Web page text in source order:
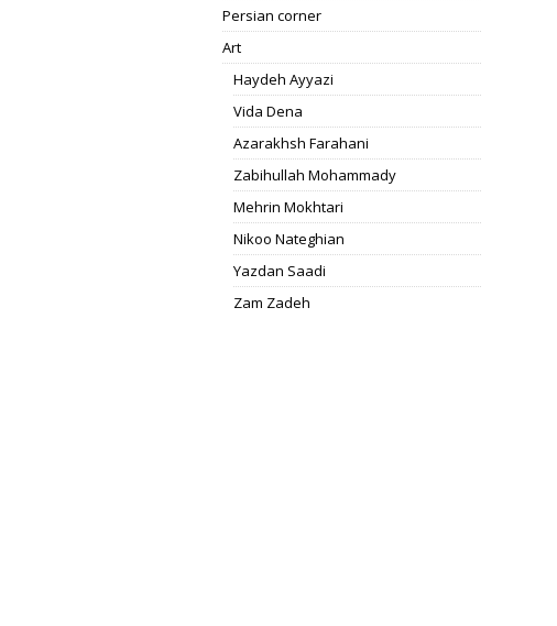
Persian corner
Art
Haydeh Ayyazi
Vida Dena
Azarakhsh Farahani
Zabihullah Mohammady
Mehrin Mokhtari
Nikoo Nateghian
Yazdan Saadi
Zam Zadeh